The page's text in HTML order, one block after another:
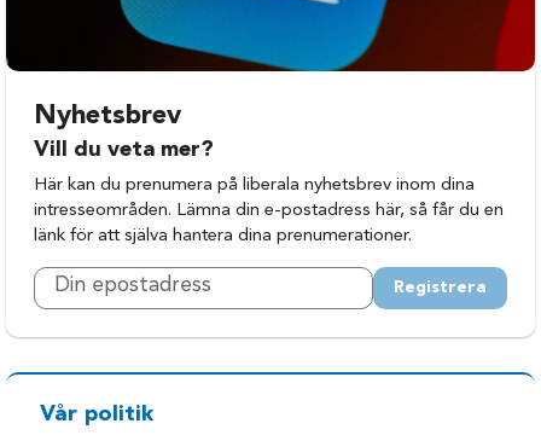
Nyhetsbrev
Vill du veta mer?
Här kan du prenumera på liberala nyhetsbrev inom dina
intresseområden. Lämna din e-postadress här, så får du en
länk för att själva hantera dina prenumerationer.
Registrera
Vår politik